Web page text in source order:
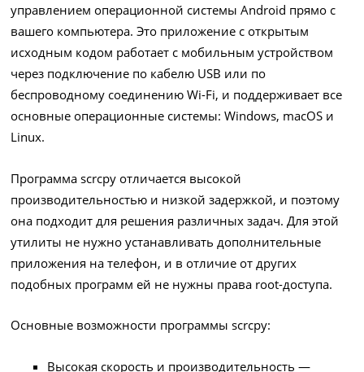
управлением операционной системы Android прямо с
вашего компьютера. Это приложение с открытым
исходным кодом работает с мобильным устройством
через подключение по кабелю USB или по
беспроводному соединению Wi-Fi, и поддерживает все
основные операционные системы: Windows, macOS и
Linux.
Программа scrcpy отличается высокой
производительностью и низкой задержкой, и поэтому
она подходит для решения различных задач. Для этой
утилиты не нужно устанавливать дополнительные
приложения на телефон, и в отличие от других
подобных программ ей не нужны права root-доступа.
Основные возможности программы scrcpy:
Высокая скорость и производительность —